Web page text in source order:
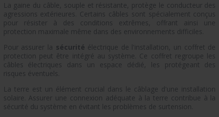
La gaine du câble, souple et résistante, protège le conducteur des
agressions extérieures. Certains câbles sont spécialement conçus
pour résister à des conditions extrêmes, offrant ainsi une
protection maximale même dans des environnements difficiles.
Pour assurer la sécurité électrique de l'installation, un coffret de
protection peut être intégré au système. Ce coffret regroupe les
câbles électriques dans un espace dédié, les protégeant des
risques éventuels.
La terre est un élément crucial dans le câblage d'une installation
solaire. Assurer une connexion adéquate à la terre contribue à la
sécurité du système en évitant les problèmes de surtension.